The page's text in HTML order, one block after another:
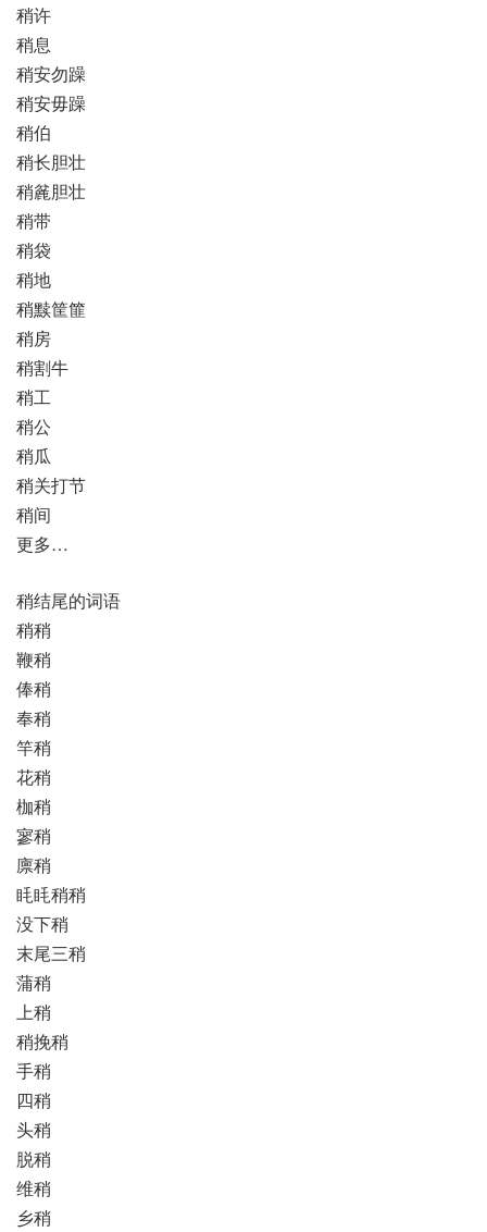
稍许
稍息
稍安勿躁
稍安毋躁
稍伯
稍长胆壮
稍麄胆壮
稍带
稍袋
稍地
稍黩筐篚
稍房
稍割牛
稍工
稍公
稍瓜
稍关打节
稍间
更多…
稍结尾的词语
稍稍
鞭稍
俸稍
奉稍
竿稍
花稍
枷稍
寥稍
廪稍
眊眊稍稍
没下稍
末尾三稍
蒲稍
上稍
稍挽稍
手稍
四稍
头稍
脱稍
维稍
乡稍